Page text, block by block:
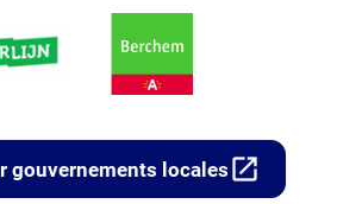
gouvernements locales open_in_new